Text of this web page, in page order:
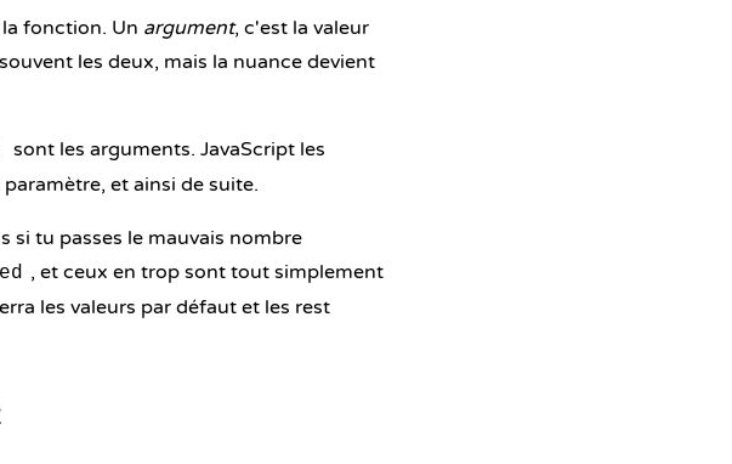
fonction. Un argument, c'est la valeur
les deux, mais la nuance devient
sont les arguments. JavaScript les
et ainsi de suite.
si tu passes le mauvais nombre
, et ceux en trop sont tout simplement
les valeurs par défaut et les rest